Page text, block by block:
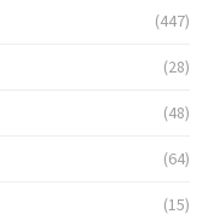
(447)
(28)
(48)
(64)
(15)